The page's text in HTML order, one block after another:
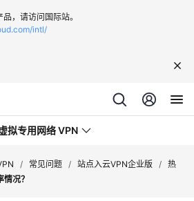
，请访问国际站。
intl/
拟专用网络 VPN
/ 常见问题 / 站点入云VPN企业版 / 热
况？